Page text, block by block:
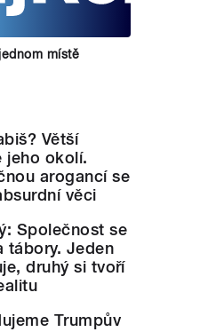
místě
Větší
jeho okolí.
arogancí se
věci
Společnost se
tábory. Jeden
druhý si tvoří
Trumpův